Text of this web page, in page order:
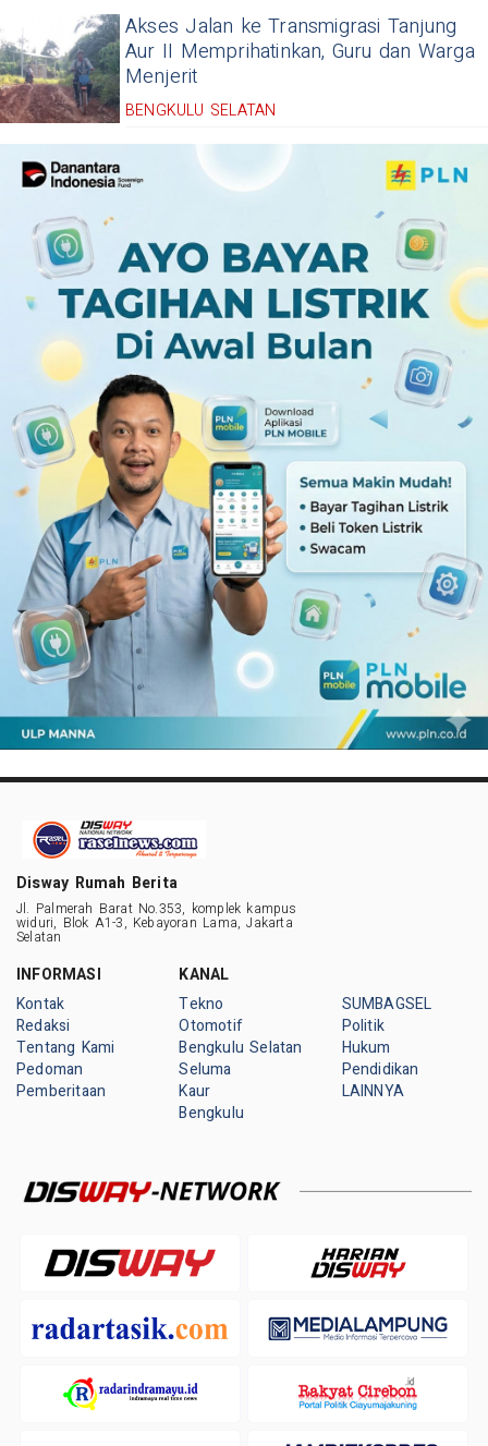
Akses Jalan ke Transmigrasi Tanjung
Aur II Memprihatinkan, Guru dan Warga
Menjerit
BENGKULU SELATAN
Disway Rumah Berita
Jl. Palmerah Barat No.353, komplek kampus
widuri, Blok A1-3, Kebayoran Lama, Jakarta
Selatan
INFORMASI
Kontak
Redaksi
Tentang Kami
Pedoman
Pemberitaan
KANAL
Tekno
Otomotif
Bengkulu Selatan
Seluma
Kaur
Bengkulu
SUMBAGSEL
Politik
Hukum
Pendidikan
LAINNYA